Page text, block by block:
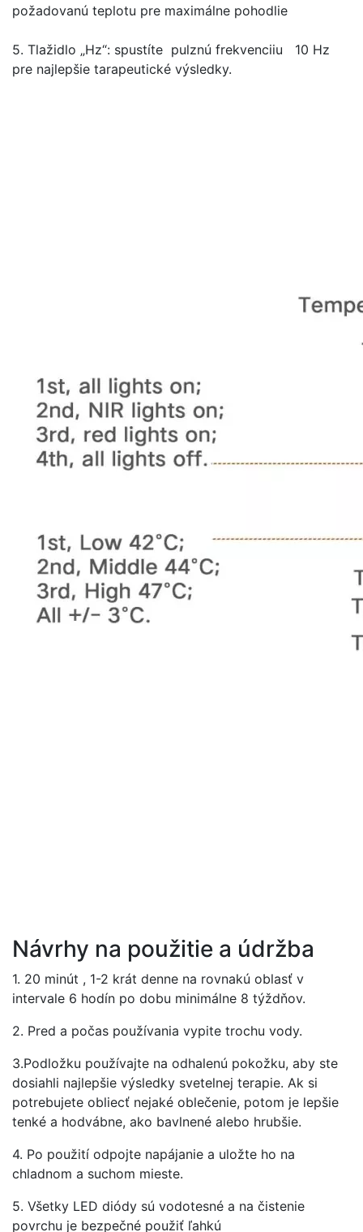
požadovanú teplotu pre maximálne pohodlie
5. Tlažidlo „Hz“: spustíte pulznú frekvenciiu 10 Hz
pre najlepšie tarapeutické výsledky.
Návrhy na použitie a údržba
1. 20 minút , 1-2 krát denne na rovnakú oblasť v
intervale 6 hodín po dobu minimálne 8 týždňov.
2. Pred a počas používania vypite trochu vody.
3.Podložku používajte na odhalenú pokožku, aby ste
dosiahli najlepšie výsledky svetelnej terapie. Ak si
potrebujete obliecť nejaké oblečenie, potom je lepšie
tenké a hodvábne, ako bavlnené alebo hrubšie.
4. Po použití odpojte napájanie a uložte ho na
chladnom a suchom mieste.
5. Všetky LED diódy sú vodotesné a na čistenie
povrchu je bezpečné použiť ľahkú